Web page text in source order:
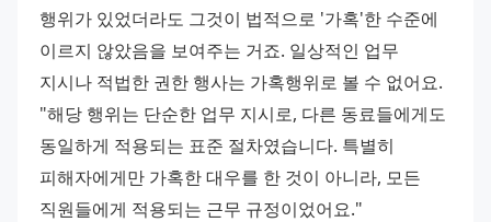
행위가 있었더라도 그것이 법적으로 '가혹'한 수준에
이르지 않았음을 보여주는 거죠. 일상적인 업무
지시나 적법한 권한 행사는 가혹행위로 볼 수 없어요.
"해당 행위는 단순한 업무 지시로, 다른 동료들에게도
동일하게 적용되는 표준 절차였습니다. 특별히
피해자에게만 가혹한 대우를 한 것이 아니라, 모든
직원들에게 적용되는 근무 규정이었어요."